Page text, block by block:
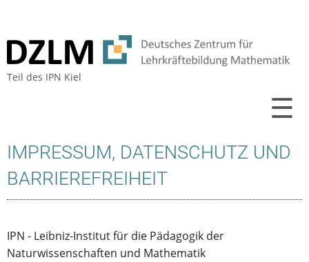
Teil des IPN Kiel
☰
IMPRESSUM, DATENSCHUTZ UND
BARRIEREFREIHEIT
IPN - Leibniz-Institut für die Pädagogik der
Naturwissenschaften und Mathematik